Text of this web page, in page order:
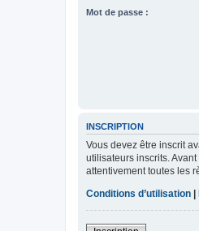
Mot de passe :
INSCRIPTION
Vous devez être inscrit
utilisateurs inscrits.
attentivement toutes les
Conditions d’utilisation